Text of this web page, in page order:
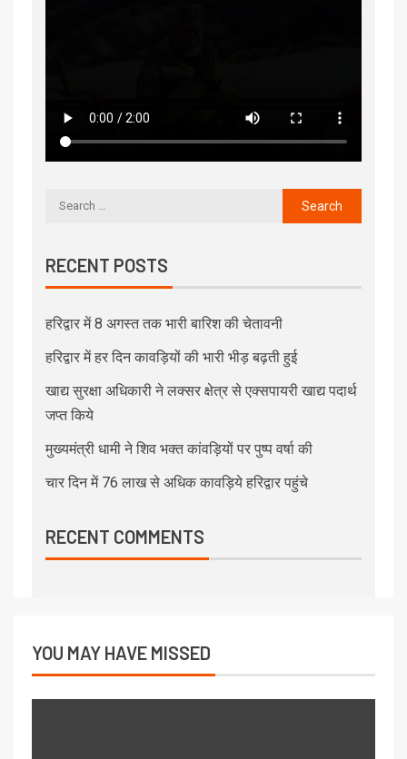
RECENT POSTS
हरिद्वार में 8 अगस्त तक भारी बारिश की चेतावनी
हरिद्वार में हर दिन कावड़ियों की भारी भीड़ बढ़ती हुई
खाद्य सुरक्षा अधिकारी ने लक्सर क्षेत्र से एक्सपायरी खाद्य पदार्थ
जप्त किये
मुख्यमंत्री धामी ने शिव भक्त कांवड़ियों पर पुष्प वर्षा की
चार दिन में 76 लाख से अधिक कावड़िये हरिद्वार पहुंचे
RECENT COMMENTS
YOU MAY HAVE MISSED